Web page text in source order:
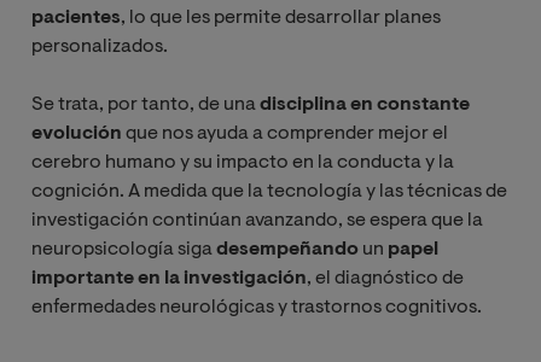
pacientes, lo que les permite desarrollar planes
personalizados.
Se trata, por tanto, de unadisciplina en constante
evolución que nos ayuda a comprender mejor el
cerebro humano y su impacto en la conducta y la
cognición. A medida que la tecnología y las técnicas de
investigación continúan avanzando, se espera que la
neuropsicología sigadesempeñando un papel
importante en la investigación, el diagnóstico de
enfermedades neurológicas y trastornos cognitivos.